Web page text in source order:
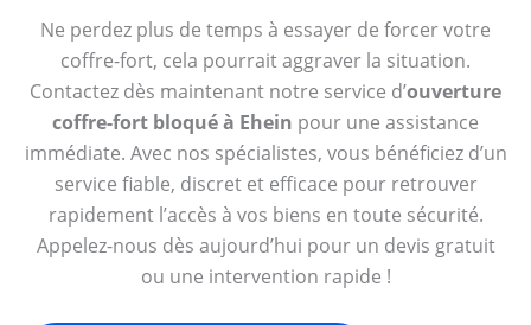
Ne perdez plus de temps à essayer de forcer votre
coffre-fort, cela pourrait aggraver la situation.
Contactez dès maintenant notre service d’ouverture
coffre-fort bloqué à Ehein pour une assistance
immédiate. Avec nos spécialistes, vous bénéficiez d’un
service fiable, discret et efficace pour retrouver
rapidement l’accès à vos biens en toute sécurité.
Appelez-nous dès aujourd’hui pour un devis gratuit
ou une intervention rapide !